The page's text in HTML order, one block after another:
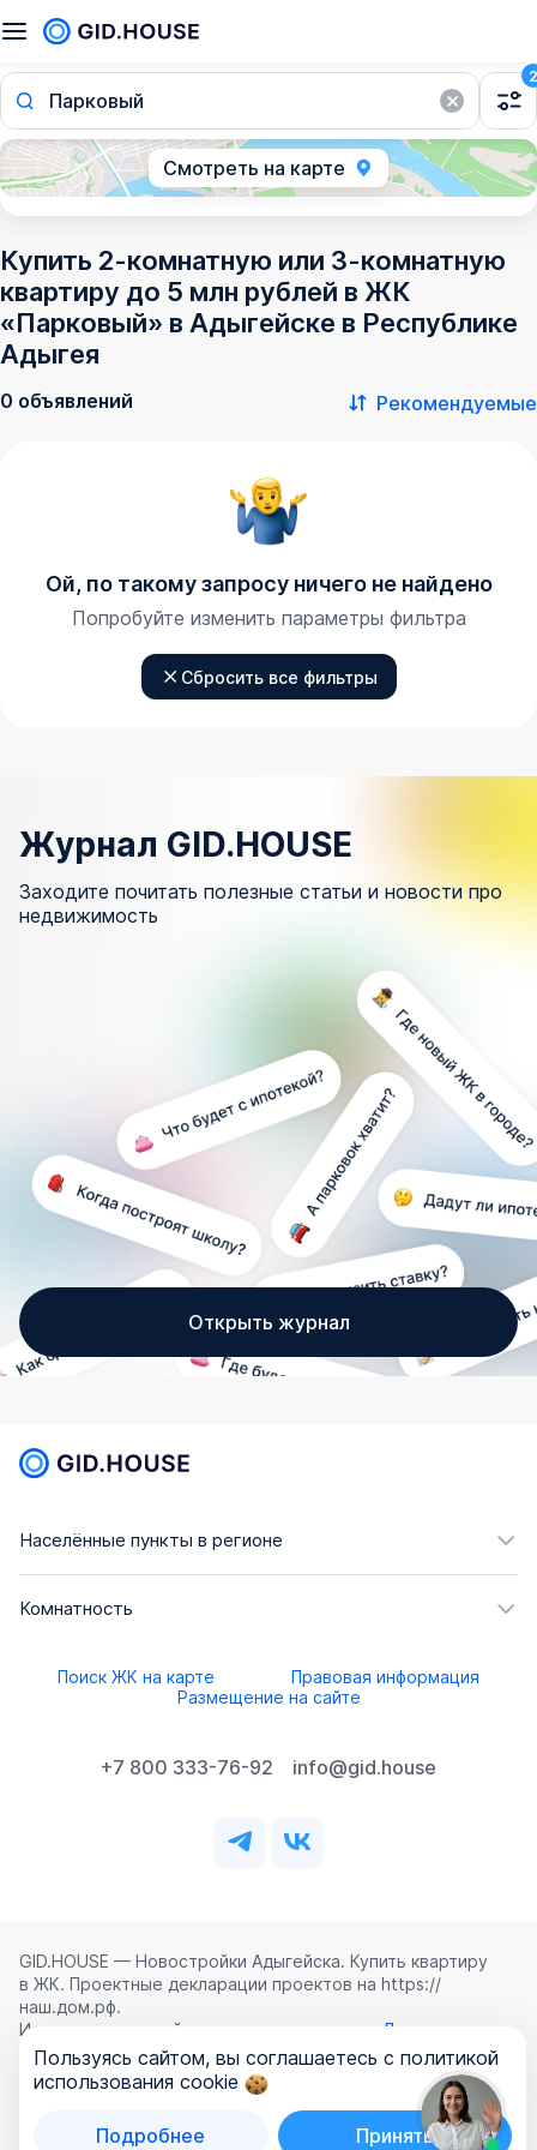
Парковый
2
Смотреть на карте
Купить 2-комнатную или 3-комнатную
квартиру до 5 млн рублей в ЖК
«Парковый» в Адыгейске в Республике
Адыгея
0 объявлений Рекомендуемые
Ой, по такому запросу ничего не найдено
Попробуйте изменить параметры фильтра
Сбросить все фильтры
Журнал GID.HOUSE
Заходите почитать полезные статьи и новости про
недвижимость
Открыть журнал
Населённые пункты в регионе
Комнатность
Поиск ЖК на карте
Правовая информация
Размещение на сайте
+7 800 333-76-92 info@gid.house
GID.HOUSE — Новостройки Адыгейска. Купить квартиру
в ЖК. Проектные декларации проектов на https://
наш.дом.рф.
Использование сайта означает согласие с
Лицензионным
соглашением
,Политикой конфиденциальностии
Политикой обработки персональных данных
ООО «ГИД.ХАУЗ»
Пользуясь сайтом, вы соглашаетесь с политикой
использования cookie
Подробнее Принять